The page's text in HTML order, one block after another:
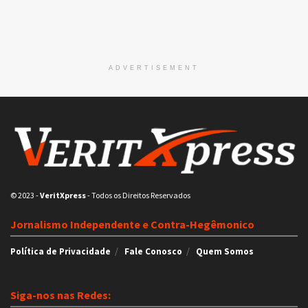
ADVERTISEMENT
© 2023 -VeritXpress- Todos os Direitos Reservados
Jornalismo Independente e Contra-Hegêmonico
Política de Privacidade Fale Conosco Quem Somos
Siga-nos nas Redes: